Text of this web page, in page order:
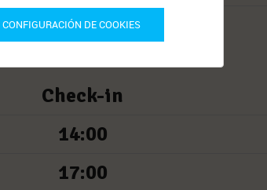
Check-in
14:00
17:00
CONFIGURACIÓN DE COOKIES